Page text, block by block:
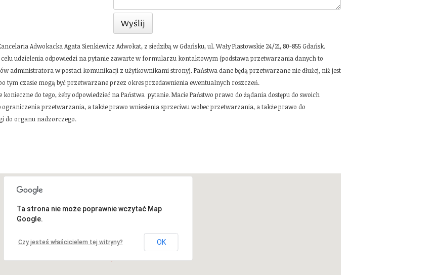
Adwokacka Agata Sienkiewicz Adwokat, z siedzibą w Gdańsku, ul. Wały Piastowskie 24/21, 80-855 Gdańsk.
udzielenia odpowiedzi na pytanie zawarte w formularzu kontaktowym (podstawa przetwarzania danych to
administratora w postaci komunikacji z użytkownikami strony). Państwa dane będą przetwarzane nie dłużej, niż jest
tym czasie mogą być przetwarzane przez okres przedawnienia ewentualnych roszczeń.
do tego, żeby odpowiedzieć na Państwa pytanie. Macie Państwo prawo do żądania dostępu do swoich
ograniczenia przetwarzania, a także prawo wniesienia sprzeciwu wobec przetwarzania, a także prawo do
do organu nadzorczego.
Ta strona nie może poprawnie wczytać Map
Google.
Czy jesteś właścicielem tej witryny? OK